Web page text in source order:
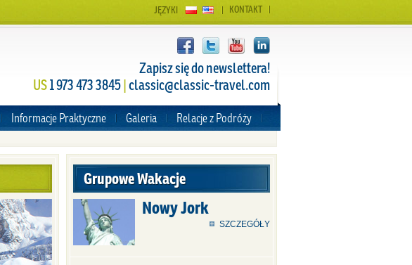
KONTAKT
JĘZYKI
Zapisz się do newslettera!
US1 973 473 3845|classic@classic-travel.com
Informacje Praktyczne Galeria Relacje z Podróży
Grupowe Wakacje
Nowy Jork
SZCZEGÓŁY